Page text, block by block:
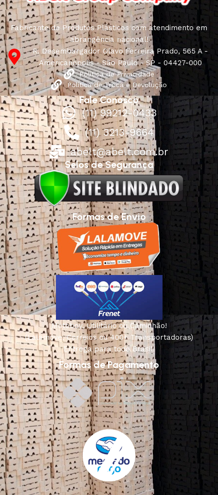
Fabricante de Produtos Plásticos com atendimento em
abrangência nacional!
R. Desembargador Olavo Ferreira Prado, 565 A -
Americanópolis - São Paulo - SP - 04427-000
Política de Privacidade
Política de Troca e Devolução
Fale Conosco
(11) 99212-0433
(11) 3213-9664
abelt@abelt.com.br
Selos de Segurança
Formas de Envio
Motoboy, Utilitário ou Caminhão!
(Lalamove, Correios ou 400+ Transportadoras)
Entrega para todo Brasil!
Formas de Pagamento